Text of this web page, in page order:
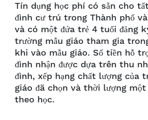
Tín dụng học phí có sẵn cho
đình cư trú trong Thành phố
và có một đứa trẻ 4 tuổi đăng
trường mẫu giáo tham gia
khi vào mẫu giáo. Số tiền hỗ
đình nhận được dựa trên thu
đình, xếp hạng chất lượng của
giáo đã chọn và thời lượng
theo học.